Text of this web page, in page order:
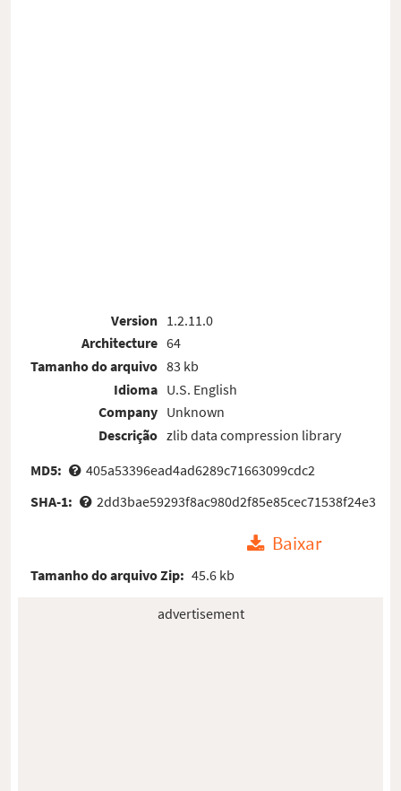
Version
Architecture
Tamanho do arquivo
Idioma
Company
Descrição
1.2.11.0
64
83 kb
U.S. English
Unknown
zlib data compression library
MD5:
405a53396ead4ad6289c71663099cdc2
SHA-1:
2dd3bae59293f8ac980d2f85e85cec71538f24e3
Baixar
Tamanho do arquivo Zip: 45.6 kb
advertisement